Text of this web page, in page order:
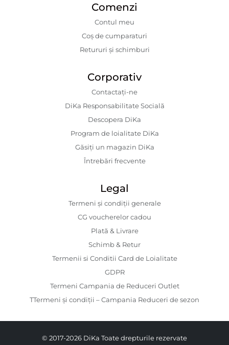
Comenzi
Contul meu
Coș de cumparaturi
Retururi și schimburi
Corporativ
Contactaţi-ne
DiKa Responsabilitate Socială
Descopera DiKa
Program de loialitate DiKa
Găsiți un magazin DiKa
Întrebări frecvente
Legal
Termeni și condiții generale
CG voucherelor cadou
Plată & Livrare
Schimb & Retur
Termenii si Conditii Card de Loialitate
GDPR
Termeni Campania de Reduceri Outlet
TTermeni și condiții – Campania Reduceri de sezon
© 2017-2026 DiKa Toate drepturile rezervate